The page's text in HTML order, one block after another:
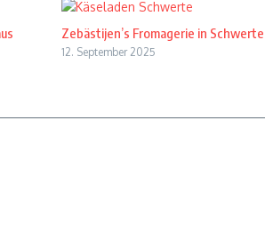
Zebästijen’s Fromagerie in Schwerte
12. September 2025